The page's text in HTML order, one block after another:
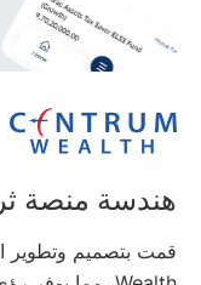
هندسة منصة